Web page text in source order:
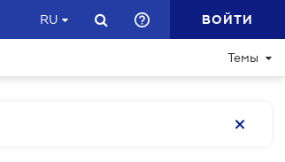
RU ВОЙТИ
Темы